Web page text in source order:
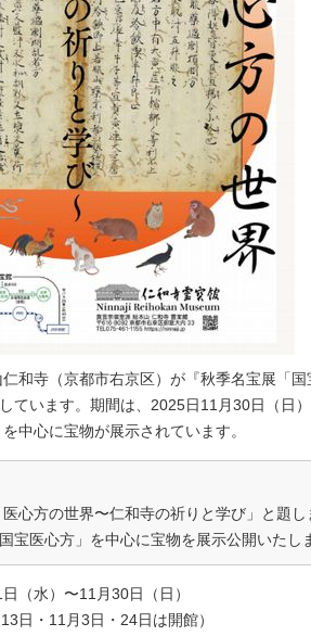
和寺（京都市右京区）が『秋季名宝展「
ています。期間は、2025日11月30日（日
中心に宝物が展示されています。
心方の世界〜仁和寺の祈りと学び」と題
宝医心方」を中心に宝物を展示公開いたし
（水）〜11月30日（日）
日・11月3日・24日は開館）